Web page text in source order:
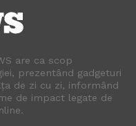
are ca scop
prezentând gadgeturi
de zi cu zi, informând
de impact legate de